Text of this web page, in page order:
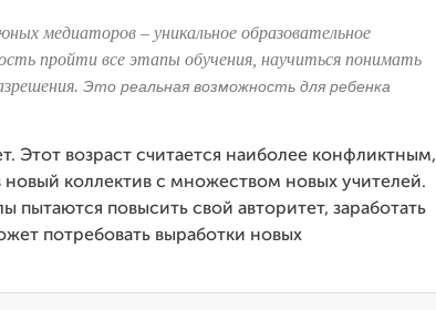
медиаторов – уникальное образовательное
пройти все этапы обучения, научиться понимать
Это реальная возможность для ребенка
Этот возраст считается наиболее конфликтным,
новый коллектив с множеством новых учителей.
повысить свой авторитет, заработать
потребовать выработки новых